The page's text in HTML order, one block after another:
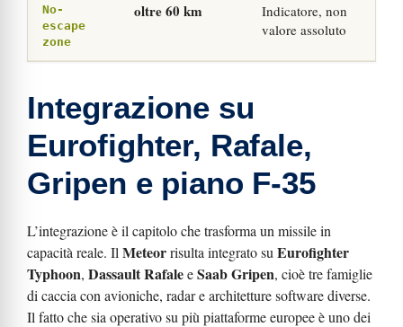
No-
escape
zone
oltre 60 km
Indicatore, non
valore assoluto
Integrazione su
Eurofighter, Rafale,
Gripen e piano F-35
L’integrazione è il capitolo che trasforma un missile in
capacità reale. Il Meteorrisulta integrato su Eurofighter
Typhoon, Dassault RafaleeSaab Gripen, cioè tre famiglie
di caccia con avioniche, radar e architetture software diverse.
Il fatto che sia operativo su più piattaforme europee è uno dei